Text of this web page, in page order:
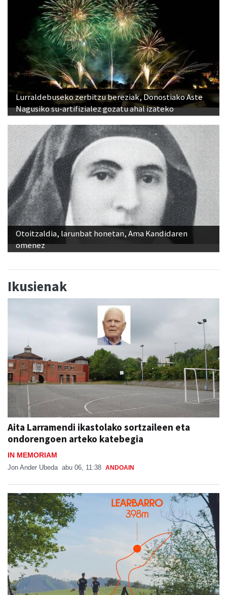
Lurraldebuseko zerbitzu bereziak, Donostiako Aste
Nagusiko su-artifizialez gozatu ahal izateko
Otoitzaldia, larunbat honetan, Ama Kandidaren
omenez
Ikusienak
Aita Larramendi ikastolako sortzaileen eta
ondorengoen arteko katebegia
IN MEMORIAM
Jon Ander Ubeda abu 06, 11:38 ANDOAIN